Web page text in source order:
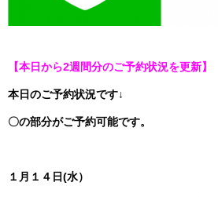
【本日から2週間分のご予約状況を更新】
本日のご予約状況です↓
〇の部分がご予約可能です。
１月１４日(水）